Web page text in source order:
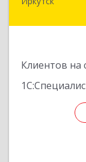
Клиентов на
664007,